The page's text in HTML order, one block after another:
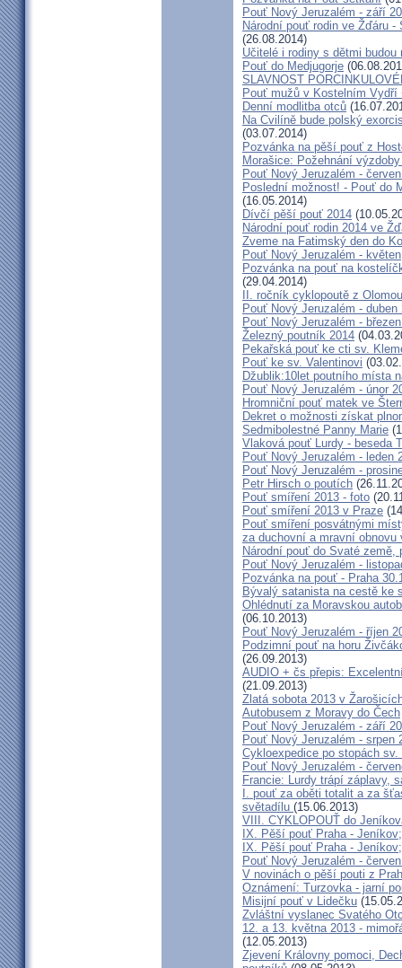
Pouť Nový Jeruzalém - září
Národní pouť rodin ve Žďáru
(26.08.2014)
Učitelé i rodiny s dětmi
Pouť do Medjugorje
SLAVNOST
Pouť mužů v Kostelním Vydří
Denní modlitba otců
Na Cvilíně bude polský
(03.07.2014)
Pozvánka na pěší pouť z
Morašice: Požehnání
Pouť Nový Jeruzalém -
Poslední možnost! - Pouť do
(16.05.2014)
Dívčí pěší pouť 2014
Národní pouť rodin 2014 ve
Zveme na Fatimský den do
Pouť Nový Jeruzalém - květen
Pozvánka na pouť na
(29.04.2014)
II. ročník cyklopoutě z
Pouť Nový Jeruzalém - duben
Pouť Nový Jeruzalém -
Železný poutník 2014
Pekařská pouť ke cti sv.
Pouť ke sv. Valentinovi
Džublik:10let poutního místa
Pouť Nový Jeruzalém - únor
Hromniční pouť matek ve
Dekret o možnosti získat
Sedmibolestné Panny Marie
Vlaková pouť Lurdy - beseda
Pouť Nový Jeruzalém - leden
Pouť Nový Jeruzalém -
Petr Hirsch o poutích
Pouť smíření 2013 - foto
Pouť smíření 2013 v Praze
Pouť smíření posvátnými
za duchovní a mravní obnovu
Národní pouť do Svaté země,
Pouť Nový Jeruzalém -
Pozvánka na pouť - Praha
Bývalý satanista na cestě ke
Ohlédnutí za Moravskou
(06.10.2013)
Pouť Nový Jeruzalém - říjen
Podzimní pouť na horu
(26.09.2013)
AUDIO + čs přepis:
(21.09.2013)
Zlatá sobota 2013 v
Autobusem z Moravy do Čech
Pouť Nový Jeruzalém - září
Pouť Nový Jeruzalém - srpen
Cykloexpedice po stopách
Pouť Nový Jeruzalém -
Francie: Lurdy trápí záplavy,
I. pouť za oběti totalit a za
světadílu (15.06.2013)
VIII. CYKLOPOUŤ do
IX. Pěší pouť Praha -
IX. Pěší pouť Praha -
Pouť Nový Jeruzalém -
V novinách o pěší pouti z
Oznámení: Turzovka - jarní
Misijní pouť v Lidečku
Zvláštní vyslanec Svatého
12. a 13. května 2013 -
(12.05.2013)
Zjevení Královny pomoci,